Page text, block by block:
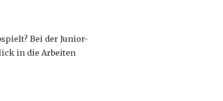
Bei der Junior-
in die Arbeiten